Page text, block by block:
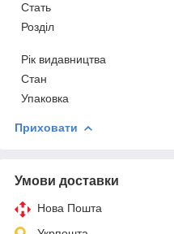
Стать
Розділ
Рік видавництва
Стан
Упаковка
Приховати
Умови доставки
Нова Пошта